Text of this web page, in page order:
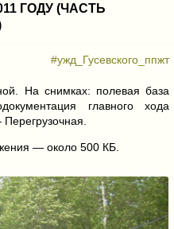
ГОДУ (ЧАСТЬ
#ужд_Гусевского_ппжт
На снимках: полевая база
главного хода
— около 500 КБ.